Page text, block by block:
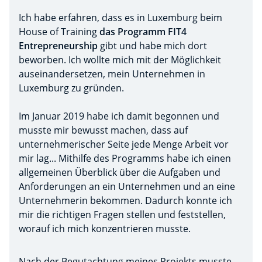
Ich habe erfahren, dass es in Luxemburg beim
House of Trainingdas Programm FIT4
Entrepreneurship gibt und habe mich dort
beworben. Ich wollte mich mit der Möglichkeit
auseinandersetzen, mein Unternehmen in
Luxemburg zu gründen.
Im Januar 2019 habe ich damit begonnen und
musste mir bewusst machen, dass auf
unternehmerischer Seite jede Menge Arbeit vor
mir lag... Mithilfe des Programms habe ich einen
allgemeinen Überblick über die Aufgaben und
Anforderungen an ein Unternehmen und an eine
Unternehmerin bekommen. Dadurch konnte ich
mir die richtigen Fragen stellen und feststellen,
worauf ich mich konzentrieren musste.